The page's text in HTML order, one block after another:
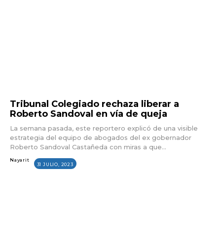
Tribunal Colegiado rechaza liberar a
Roberto Sandoval en vía de queja
La semana pasada, este reportero explicó de una visible
estrategia del equipo de abogados del ex gobernador
Roberto Sandoval Castañeda con miras a que...
Nayarit
31 JULIO, 2023